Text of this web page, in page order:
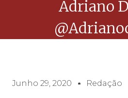
Adriano
Junho 29, 2020 Redação